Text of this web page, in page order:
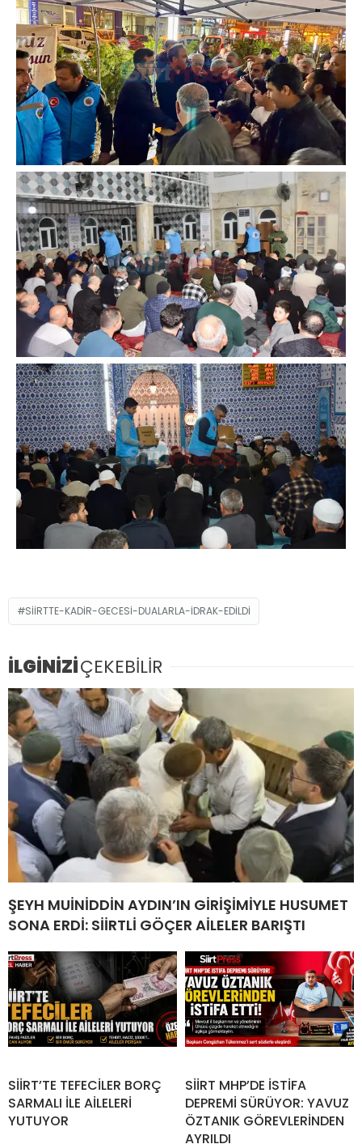
SIIRTTE-KADIR-GECESI-DUALARLA-IDRAK-EDILDI
İLGİNİZİÇEKEBİLİR
ŞEYH MUİNİDDİN AYDIN’IN GİRİŞİMİYLE HUSUMET
SONA ERDİ: SİİRTLİ GÖÇER AİLELER BARIŞTI
SİİRT’TE TEFECİLER BORÇ
SARMALI İLE AİLELERİ
YUTUYOR
SİİRT MHP’DE İSTİFA
DEPREMİ SÜRÜYOR: YAVUZ
ÖZTANIK GÖREVLERİNDEN
AYRILDI